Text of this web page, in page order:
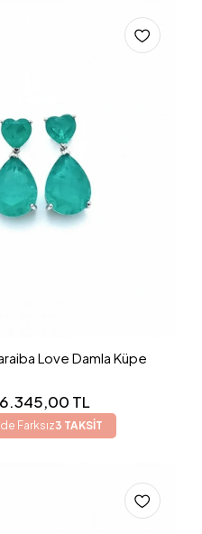
Love Damla Küpe
6.345,00 TL
Farksız3 TAKSİT